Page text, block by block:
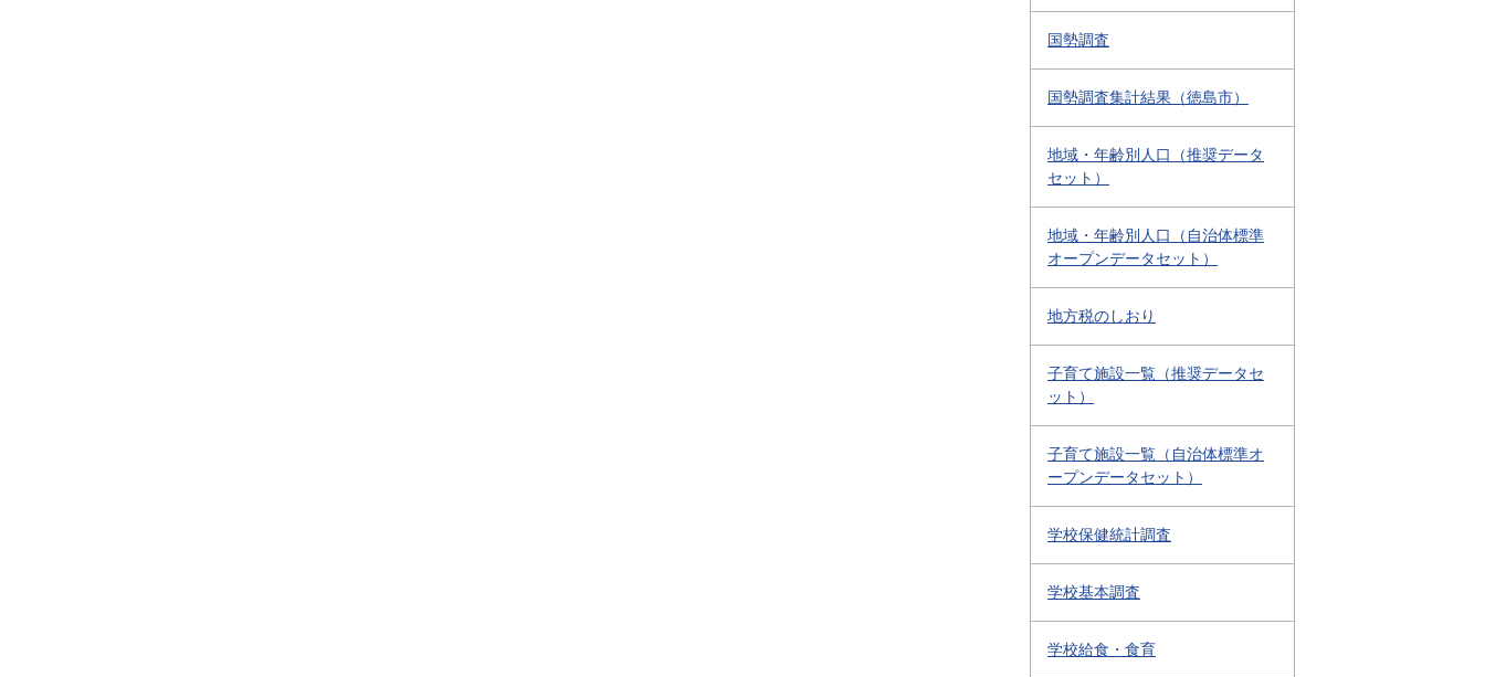
国勢調査
国勢調査集計結果（徳島市）
地域・年齢別人口（推奨データ
セット）
地域・年齢別人口（自治体標準
オープンデータセット）
地方税のしおり
子育て施設一覧（推奨データセ
ット）
子育て施設一覧（自治体標準オ
ープンデータセット）
学校保健統計調査
学校基本調査
学校給食・食育